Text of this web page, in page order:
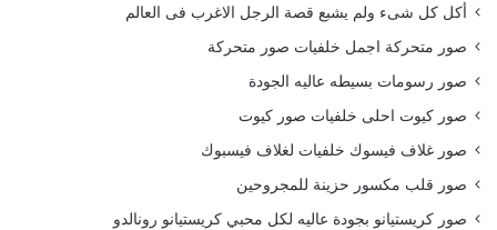
أكل كل شىء ولم يشبع قصة الرجل الاغرب فى العالم
صور متحركة اجمل خلفيات صور متحركة
صور رسومات بسيطه عاليه الجودة
صور كيوت احلى خلفيات صور كيوت
صور غلاف فيسوك خلفيات لغلاف فيسبوك
صور قلب مكسور حزينة للمجروحين
صور كريستيانو بجودة عاليه لكل محبي كريستيانو رونالدو